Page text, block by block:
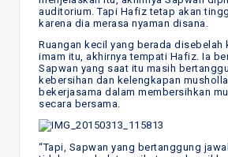
auditorium. Tapi Hafiz tetap akan
karena dia merasa nyaman disana.
Ruangan kecil yang berada disebelah
imam itu, akhirnya tempati Hafiz. Ia
Sapwan yang saat itu masih
kebersihan dan kelengkapan
bekerjasama dalam membersihkan
secara bersama.
“Tapi, Sapwan yang bertanggung